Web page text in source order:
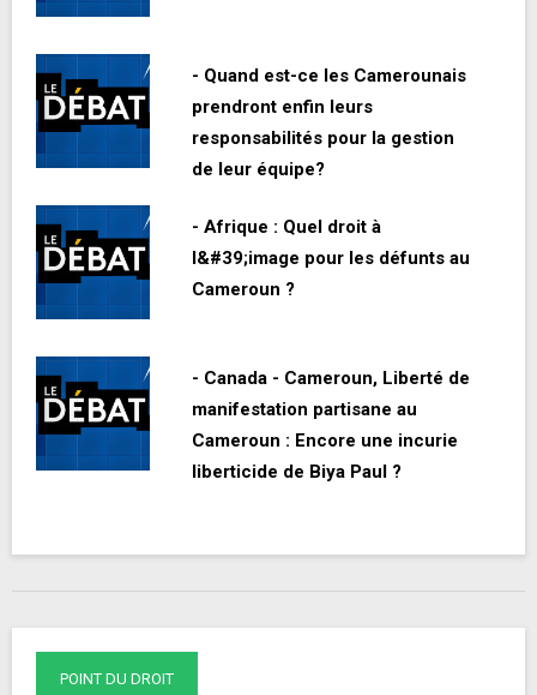
- Quand est-ce les Camerounais
prendront enfin leurs
responsabilités pour la gestion
de leur équipe?
- Afrique : Quel droit à
l&#39;image pour les défunts au
Cameroun ?
- Canada - Cameroun, Liberté de
manifestation partisane au
Cameroun : Encore une incurie
liberticide de Biya Paul ?
POINT DU DROIT